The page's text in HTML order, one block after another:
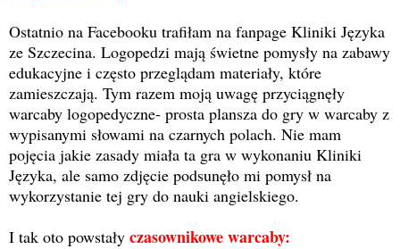
Ostatnio na Facebooku trafiłam na fanpage Kliniki Języka
ze Szczecina. Logopedzi mają świetne pomysły na zabawy
edukacyjne i często przeglądam materiały, które
zamieszczają. Tym razem moją uwagę przyciągnęły
warcaby logopedyczne- prosta plansza do gry w warcaby z
wypisanymi słowami na czarnych polach. Nie mam
pojęcia jakie zasady miała ta gra w wykonaniu Kliniki
Języka, ale samo zdjęcie podsunęło mi pomysł na
wykorzystanie tej gry do nauki angielskiego.
I tak oto powstały czasownikowe warcaby: